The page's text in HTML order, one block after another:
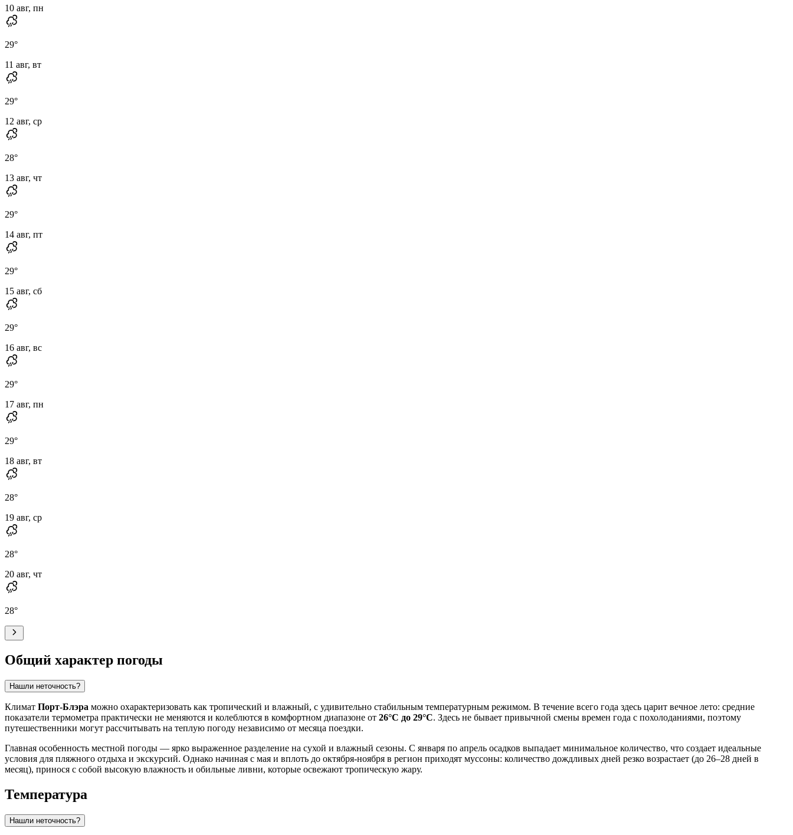
10 авг, пн
29°
11 авг, вт
29°
12 авг, ср
28°
13 авг, чт
29°
14 авг, пт
29°
15 авг, сб
29°
16 авг, вс
29°
17 авг, пн
29°
18 авг, вт
28°
19 авг, ср
28°
20 авг, чт
28°
Общий характер погоды
Нашли неточность?
Климат Порт-Блэра можно охарактеризовать как тропический и влажный, с удивительно стабильным температурным режимом. В течение всего года здесь царит вечное лето: средние
показатели термометра практически не меняются и колеблются в комфортном диапазоне от 26°C до 29°C. Здесь не бывает привычной смены времен года с похолоданиями, поэтому
путешественники могут рассчитывать на теплую погоду независимо от месяца поездки.
Главная особенность местной погоды — ярко выраженное разделение на сухой и влажный сезоны. С января по апрель осадков выпадает минимальное количество, что создает идеальные
условия для пляжного отдыха и экскурсий. Однако начиная с мая и вплоть до октября-ноября в регион приходят муссоны: количество дождливых дней резко возрастает (до 26–28 дней в
месяц), принося с собой высокую влажность и обильные ливни, которые освежают тропическую жару.
Температура
Нашли неточность?